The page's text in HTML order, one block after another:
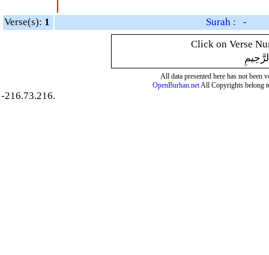
Verse(s): 1
Surah : -
Click on Verse
All data presented here has not been
OpenBurhan.netAll Copyrights belong
-216.73.216.